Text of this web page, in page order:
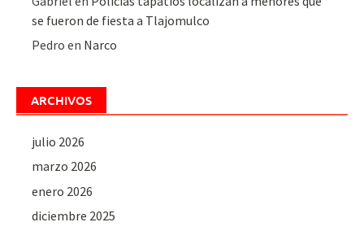
se fueron de fiesta a Tlajomulco
Pedro en Narco
ARCHIVOS
julio 2026
marzo 2026
enero 2026
diciembre 2025